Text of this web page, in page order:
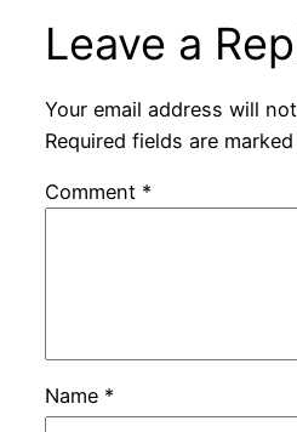
Leave a
Your email address will
Required fields are marked
Comment *
Name *